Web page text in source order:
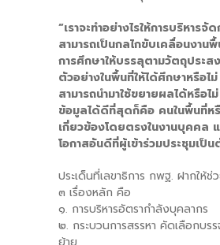
-- คณะอนุกรรมการ 6 คณะ
-- ทีมงาน สบน.
ติดต่อเรา
“เราจะทำอย่างไรให้การบริหารจั
สามารถเป็นกลไกขับเคลื่อนงาน
การศึกษาให้บรรลุตามวัตถุประส
ตัวอย่างในพื้นที่ให้ได้ศึกษาหรือไ
สามารถนำมาใช้ขยายผลได้หรือไ
ข้อมูลได้ดีที่สุดก็คือ คนในพื้นที่
เกี่ยวข้องโดยตรงในงานบุคคล
โอกาสอันดีที่ผู้เข้าร่วมประชุมเป็น
ประเด็นที่เลขาธิการ กพฐ. ฝากให้
๓ เรื่องหลัก คือ
๑. การบริหารอัตรากำลังบุคลากร
๒. กระบวนการสรรหา คัดเลือกบร